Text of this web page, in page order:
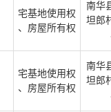
宅基地使用权
、房屋所有权
南华
坦郎
宅基地使用权
、房屋所有权
南华
坦郎